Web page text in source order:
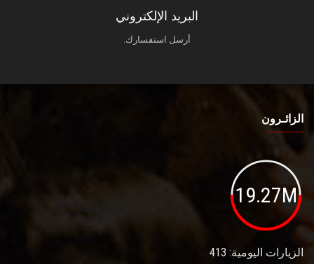
البريد الإلكتروني
أرسل استفسارك.
الزائـرون
19.27M
الزيارات اليومية: 413